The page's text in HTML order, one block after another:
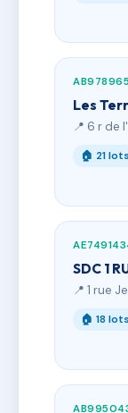
Les
📍 6 r de
🏠 21 lots
SDC 1
📍 1 rue
🏠 18 lots